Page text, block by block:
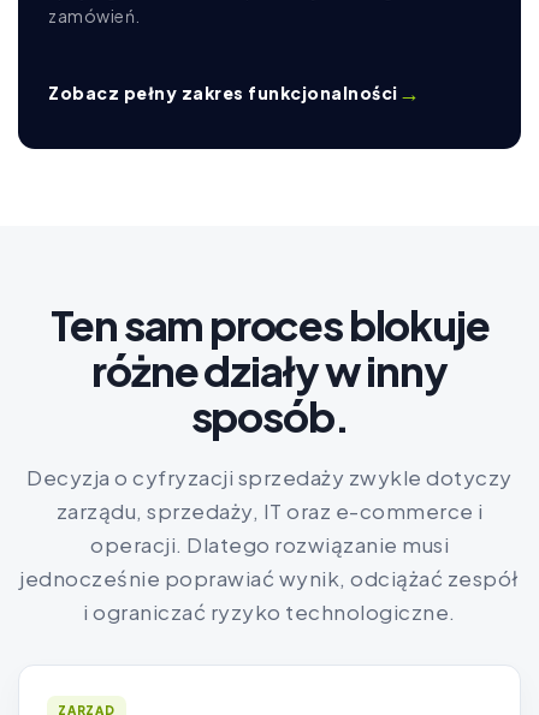
zamówień.
Zobacz pełny zakres funkcjonalności →
Ten sam proces blokuje
różne działy w inny
sposób.
Decyzja o cyfryzacji sprzedaży zwykle dotyczy
zarządu, sprzedaży, IT oraz e-commerce i
operacji. Dlatego rozwiązanie musi
jednocześnie poprawiać wynik, odciążać zespół
i ograniczać ryzyko technologiczne.
ZARZĄD